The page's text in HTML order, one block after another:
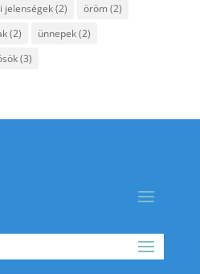
jelenségek(2) öröm (2)
(2) ünnepek(2)
(3)